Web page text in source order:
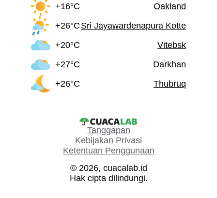
+16°C
Oakland
+26°C Sri Jayawardenapura Kotte
+20°C
Vitebsk
+27°C
Darkhan
+26°C
Thubruq
Tanggapan
Kebijakan Privasi
Ketentuan Penggunaan
© 2026, cuacalab.id
Hak cipta dilindungi.